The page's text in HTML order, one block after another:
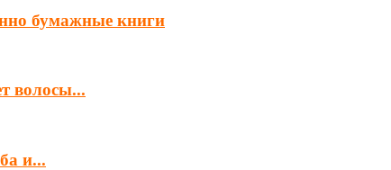
бумажные книги
волосы...
и...